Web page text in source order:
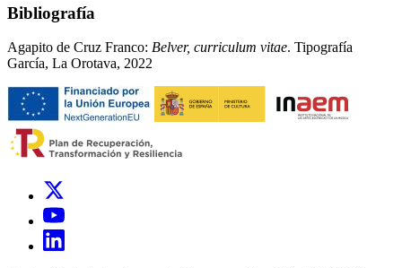
Bibliografía
Agapito de Cruz Franco: Belver, curriculum vitae. Tipografía
García, La Orotava, 2022